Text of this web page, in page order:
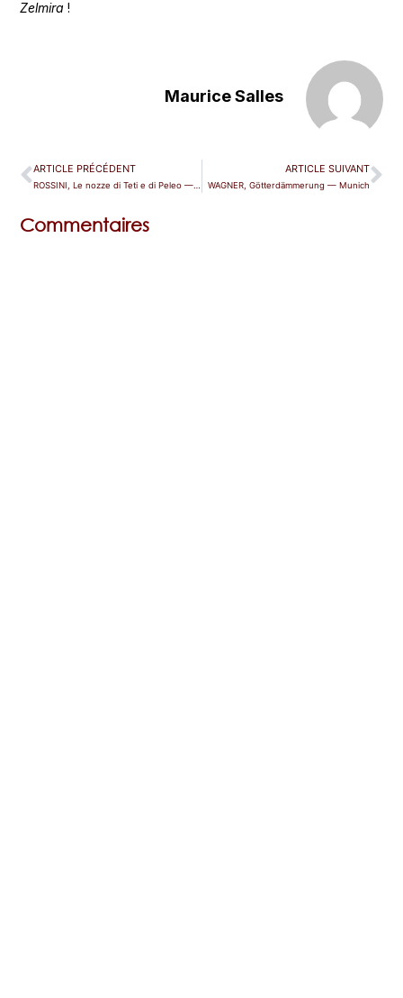
Zelmira!
Maurice Salles
ARTICLE PRÉCÉDENT ARTICLE SUIVANT
WAGNER, Götterdämmerung — Munich
Commentaires